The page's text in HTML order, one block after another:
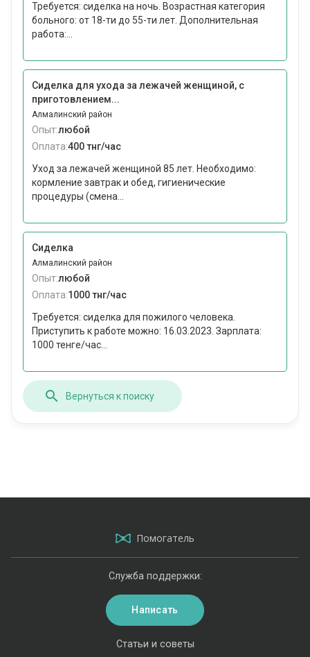
Требуется: сиделка на ночь. Возрастная категория
больного: от 18-ти до 55-ти лет. Дополнительная
работа:...
Сиделка для ухода за лежачей женщиной, с
приготовлением...
Алмалинский район
Опыт:любой
Оплата:400 тнг/час
Уход за лежачей женщиной 85 лет. Необходимо:
кормление завтрак и обед, гигиенические
процедуры (смена...
Сиделка
Алмалинский район
Опыт:любой
Оплата:1000 тнг/час
Требуется: сиделка для пожилого человека.
Приступить к работе можно: 16.03.2023. Зарплата:
1000 тенге/час...
Вернуться к поиску
Помогатель
Статьи и советы
Служба поддержки:
Написать